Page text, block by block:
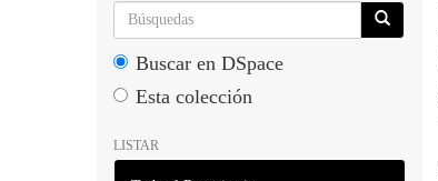
Buscar en DSpace
Esta colección
LISTAR